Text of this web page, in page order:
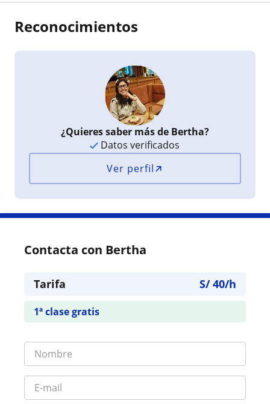
Reconocimientos
¿Quieres saber más de Bertha?
Datos verificados
Ver perfil
Contacta con Bertha
Tarifa S/40/h
1ª clase gratis